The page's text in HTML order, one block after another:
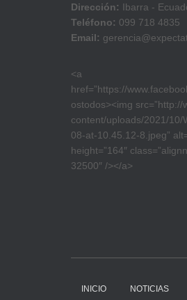
Dirección: Ibarra -
Teléfono: 099 718 4835
Email:
<a
href=”https://
ostodos><img
content/uploads/2021/
08-at-10.45.12-8.jpeg”
height=”164″
32500″ /></a>
INICIO NOTICIAS